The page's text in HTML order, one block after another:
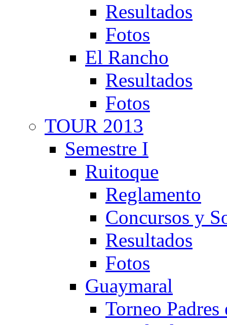
Resultados
Fotos
El Rancho
Resultados
Fotos
TOUR 2013
Semestre I
Ruitoque
Reglamento
Concursos y
Resultados
Fotos
Guaymaral
Torneo